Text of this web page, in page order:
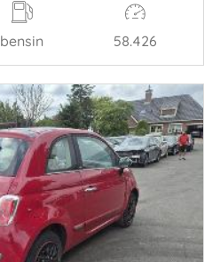
bensin 58.426